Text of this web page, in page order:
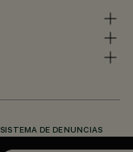
SISTEMA DE DENUNCIAS